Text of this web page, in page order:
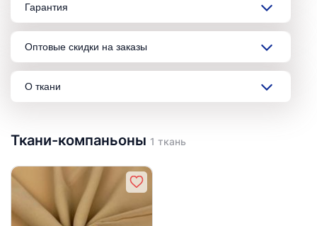
Гарантия
Оптовые скидки на заказы
О ткани
Ткани-компаньоны 1 ткань